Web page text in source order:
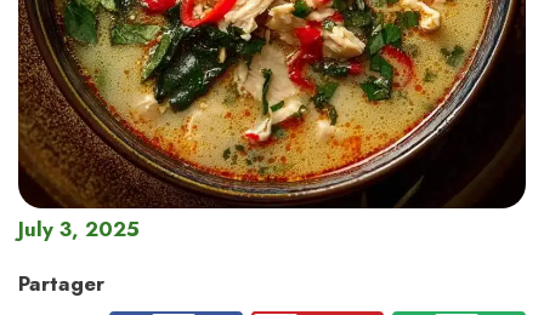
July 3, 2025
Partager